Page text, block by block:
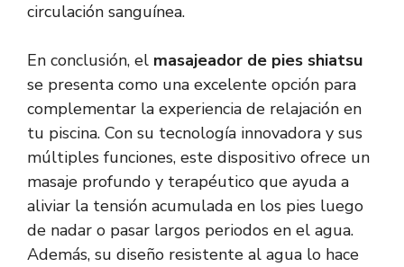
circulación sanguínea.
En conclusión, el masajeador de pies shiatsu
se presenta como una excelente opción para
complementar la experiencia de relajación en
tu piscina. Con su tecnología innovadora y sus
múltiples funciones, este dispositivo ofrece un
masaje profundo y terapéutico que ayuda a
aliviar la tensión acumulada en los pies luego
de nadar o pasar largos periodos en el agua.
Además, su diseño resistente al agua lo hace